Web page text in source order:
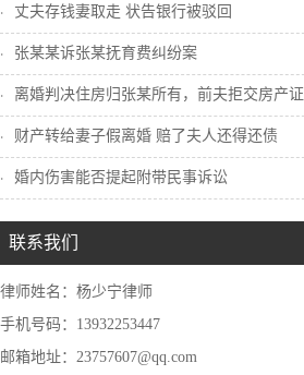
丈夫存钱妻取走 状告银行被驳回
张某某诉张某抚育费纠纷案
离婚判决住房归张某所有，前夫拒交房产证怎...
财产转给妻子假离婚 赔了夫人还得还债
婚内伤害能否提起附带民事诉讼
联系我们
律师姓名：杨少宁律师
手机号码：13932253447
邮箱地址：23757607@qq.com